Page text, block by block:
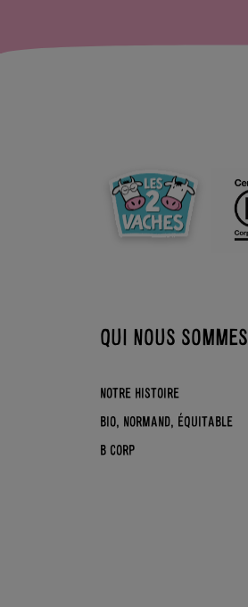
QUI NOUS SOMMES
NOTRE HISTOIRE
BIO, NORMAND, ÉQUITABLE
B CORP